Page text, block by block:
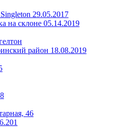
29.05.2017
на склоне 05.14.2019
район 18.08.2019
46